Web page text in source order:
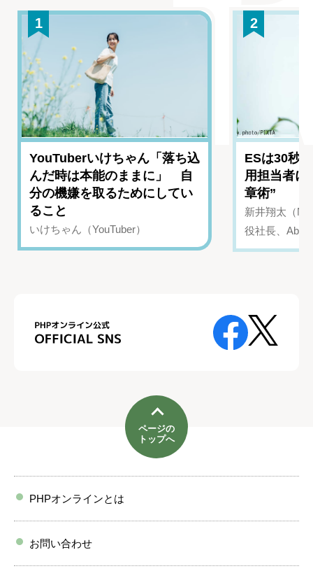
1
YouTuberいけちゃん「落ち込
んだ時は本能のままに」 自
分の機嫌を取るためにしてい
ること
いけちゃん（YouTuber）
2
ESは30秒
用担当者に
章術”
新井翔太（
役社長、
ページの
トップへ
PHPオンラインとは
お問い合わせ